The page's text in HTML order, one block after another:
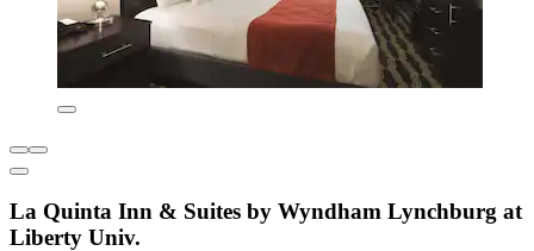
La Quinta Inn & Suites by Wyndham Lynchburg at
Liberty Univ.